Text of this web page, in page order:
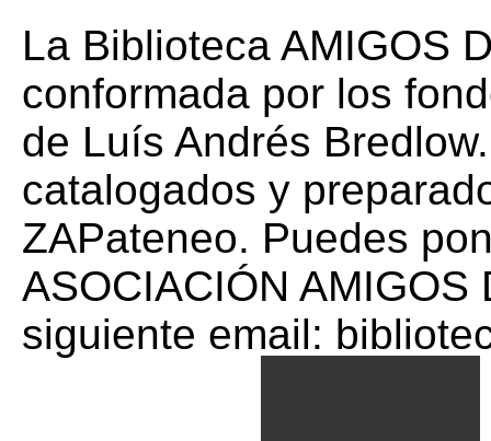
La Biblioteca AMIGOS
conformada por los
de Luís Andrés
catalogados y
ZAPateneo. Puedes
ASOCIACIÓN AMIGOS
siguiente email: